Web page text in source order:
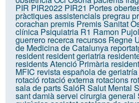
PIR PIR2022 PIR21 Portes
pràctiques assistencialspregrau
corachan premis Premis Sanitat
clínica Psiquiatria R1 Ramon Pujol
guerrero recerca recursos Regne
de Medicina de Catalunya
resident resident geriatria
residents Atenció Primària
MFIC revista española de
rotació rotació externa rotacions
sala de partsSalóR Salut Mental
sant damiàservei cirurgia general